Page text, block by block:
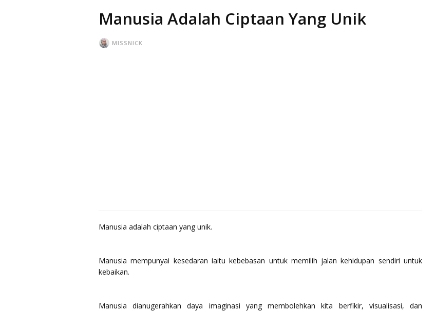
Manusia Adalah Ciptaan Yang Unik
MISSNICK
Manusia adalah ciptaan yang unik.
Manusia mempunyai kesedaran iaitu kebebasan untuk memilih jalan kehidupan sendiri untuk
kebaikan.
Manusia dianugerahkan daya imaginasi yang membolehkan kita berfikir, visualisasi, dan